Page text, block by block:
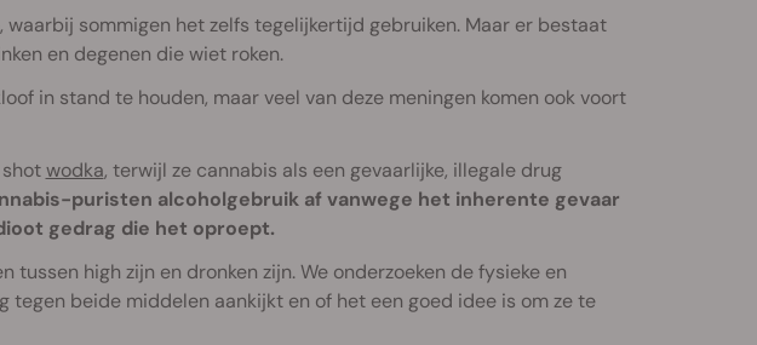
sommigen het zelfs tegelijkertijd gebruiken. Maar er bestaat
en degenen die wiet roken.
in stand te houden, maar veel van deze meningen komen ook voort
wodka, terwijl ze cannabis als een gevaarlijke, illegale drug
puristen alcoholgebruik af vanwege het inherente gevaar
gedrag die het oproept.
high zijn en dronken zijn. We onderzoeken de fysieke en
tegen beide middelen aankijkt en of het een goed idee is om ze te